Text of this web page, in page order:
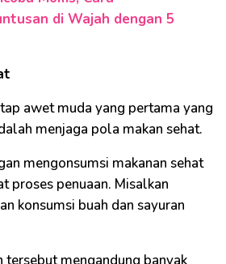
di Wajah dengan 5
awet muda yang pertama yang
menjaga pola makan sehat.
mengonsumsi makanan sehat
proses penuaan. Misalkan
konsumsi buah dan sayuran
tersebut mengandung banyak